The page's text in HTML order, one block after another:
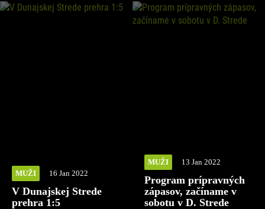
MUŽI 16 Jan 2022
V Dunajskej Strede
prehra 1:5
MUŽI 13 Jan 2022
Program prípravných
zápasov, začíname v
sobotu v D. Strede